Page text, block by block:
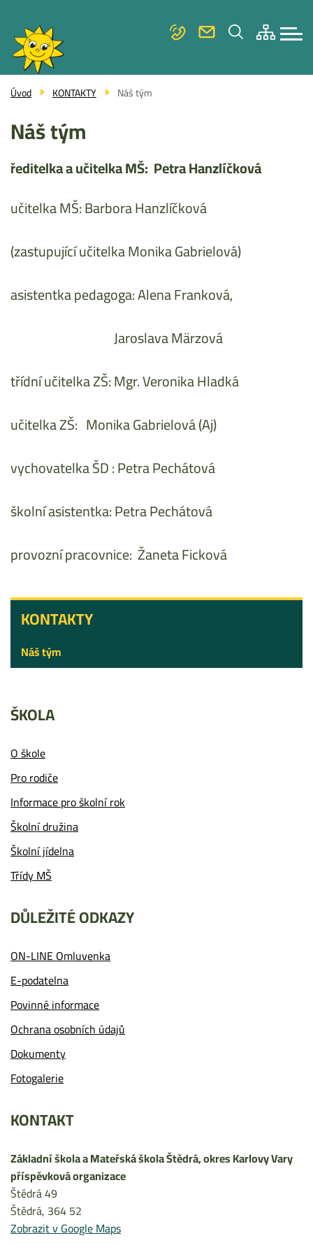
hlavnímu
obsahu
navigace
MATEŘSKÁ ŠKOLA
FOTOGALERIE
KONTAKTY
KONTAKTY
KONTAKTY
Náš tým
Úvod KONTAKTY Náš tým
Náš tým
ředitelka a učitelka MŠ: Petra Hanzlíčková
učitelka MŠ: Barbora Hanzlíčková
(zastupující učitelka Monika Gabrielová)
asistentka pedagoga: Alena Franková,
Jaroslava Märzová
třídní učitelka ZŠ: Mgr. Veronika Hladká
učitelka ZŠ: Monika Gabrielová (Aj)
vychovatelka ŠD : Petra Pechátová
školní asistentka: Petra Pechátová
provozní pracovnice: Žaneta Ficková
ŠKOLA
O škole
Pro rodiče
Informace pro školní rok
Školní družina
Školní jídelna
Třídy MŠ
DŮLEŽITÉ ODKAZY
ON-LINE Omluvenka
E-podatelna
Povinné informace
Ochrana osobních údajů
Dokumenty
Fotogalerie
KONTAKT
Základní škola a Mateřská škola Štědrá, okres Karlovy Vary
příspěvková organizace
Štědrá 49
Štědrá, 364 52
Zobrazit v Google Maps